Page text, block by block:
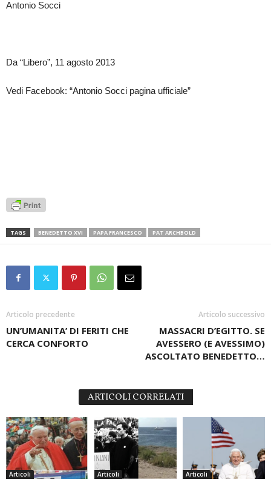
Antonio Socci
Da “Libero”, 11 agosto 2013
Vedi Facebook: “Antonio Socci pagina ufficiale”
TAGS BENEDETTO XVI PAPA FRANCESCO PAT ARCHBOLD
Articolo precedente
UN’UMANITA’ DI FERITI CHE
CERCA CONFORTO
Articolo successivo
MASSACRI D’EGITTO. SE
AVESSERO (E AVESSIMO)
ASCOLTATO BENEDETTO…
ARTICOLI CORRELATI
Articoli Articoli Articoli